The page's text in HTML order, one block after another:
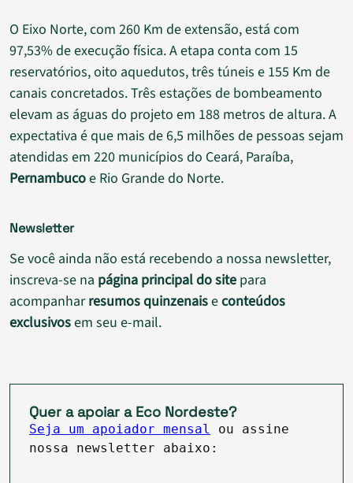
O Eixo Norte, com 260 Km de extensão, está com
97,53% de execução física. A etapa conta com 15
reservatórios, oito aquedutos, três túneis e 155 Km de
canais concretados. Três estações de bombeamento
elevam as águas do projeto em 188 metros de altura. A
expectativa é que mais de 6,5 milhões de pessoas sejam
atendidas em 220 municípios do Ceará, Paraíba,
Pernambucoe Rio Grande do Norte.
Newsletter
Se você ainda não está recebendo a nossa newsletter,
inscreva-se na página principal do site para
acompanharresumos quinzenaiseconteúdos
exclusivosem seu e-mail.
Quer a apoiar a Eco Nordeste?
Seja um apoiador mensal
ou assine
nossa newsletter abaixo: